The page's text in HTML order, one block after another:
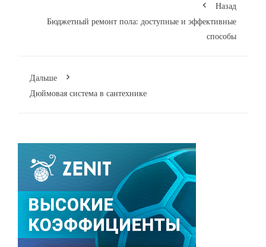
Назад
Бюджетный ремонт пола: доступные и эффективные
способы
Дальше
Дюймовая система в сантехнике